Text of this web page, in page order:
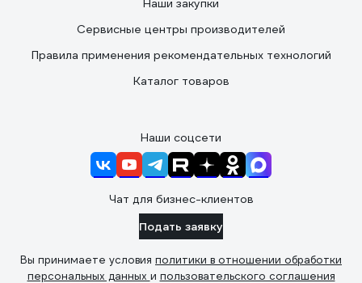
Наши закупки
Сервисные центры производителей
Правила применения рекомендательных технологий
Каталог товаров
Наши соцсети
Чат для бизнес-клиентов
Подать заявку
Вы принимаете условия политики в отношении обработки
персональных данных и пользовательского соглашения